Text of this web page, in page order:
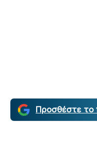
Προσθέστε το